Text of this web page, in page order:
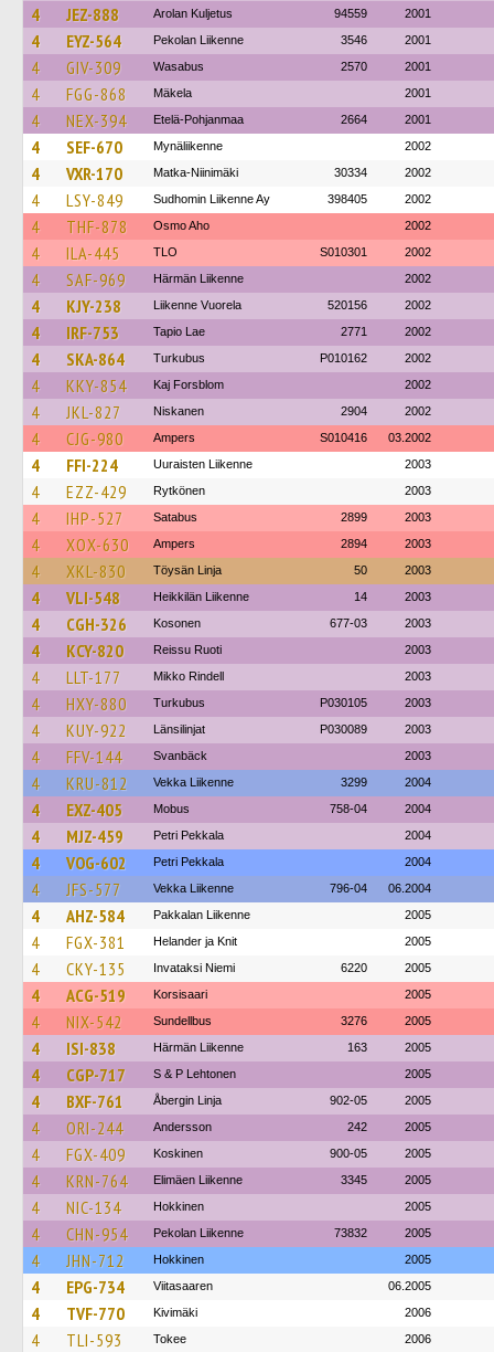
4 JEZ-888 Arolan Kuljetus 94559 2001
4 EYZ-564 Pekolan Liikenne 3546 2001
4 GIV-309 Wasabus 2570 2001
4 FGG-868 Mäkela 2001
4 NEX-394 Etelä-Pohjanmaa 2664 2001
4 SEF-670 Mynäliikenne 2002
4 VXR-170 Matka-Niinimäki 30334 2002
4 LSY-849 Sudhomin Liikenne Ay 398405 2002
4 THF-878 Osmo Aho 2002
4 ILA-445 TLO S010301 2002
4 SAF-969 Härmän Liikenne 2002
4 KJY-238 Liikenne Vuorela 520156 2002
4 IRF-753 Tapio Lae 2771 2002
4 SKA-864 Turkubus P010162 2002
4 KKY-854 Kaj Forsblom 2002
4 JKL-827 Niskanen 2904 2002
4 CJG-980 Ampers S010416 03.2002
4 FFI-224 Uuraisten Liikenne 2003
4 EZZ-429 Rytkönen 2003
4 IHP-527 Satabus 2899 2003
4 XOX-630 Ampers 2894 2003
4 XKL-830 Töysän Linja 50 2003
4 VLI-548 Heikkilän Liikenne 14 2003
4 CGH-326 Kosonen 677-03 2003
4 KCY-820 Reissu Ruoti 2003
4 LLT-177 Mikko Rindell 2003
4 HXY-880 Turkubus P030105 2003
4 KUY-922 Länsilinjat P030089 2003
4 FFV-144 Svanbäck 2003
4 KRU-812 Vekka Liikenne 3299 2004
4 EXZ-405 Mobus 758-04 2004
4 MJZ-459 Petri Pekkala 2004
4 VOG-602 Petri Pekkala 2004
4 JFS-577 Vekka Liikenne 796-04 06.2004
4 AHZ-584 Pakkalan Liikenne 2005
4 FGX-381 Helander ja Knit 2005
4 CKY-135 Invataksi Niemi 6220 2005
4 ACG-519 Korsisaari 2005
4 NIX-542 Sundellbus 3276 2005
4 ISI-838 Härmän Liikenne 163 2005
4 CGP-717 S & P Lehtonen 2005
4 BXF-761 Åbergin Linja 902-05 2005
4 ORI-244 Andersson 242 2005
4 FGX-409 Koskinen 900-05 2005
4 KRN-764 Elimäen Liikenne 3345 2005
4 NIC-134 Hokkinen 2005
4 CHN-954 Pekolan Liikenne 73832 2005
4 JHN-712 Hokkinen 2005
4 EPG-734 Viitasaaren 06.2005
4 TVF-770 Kivimäki 2006
4 TLI-593 Tokee 2006